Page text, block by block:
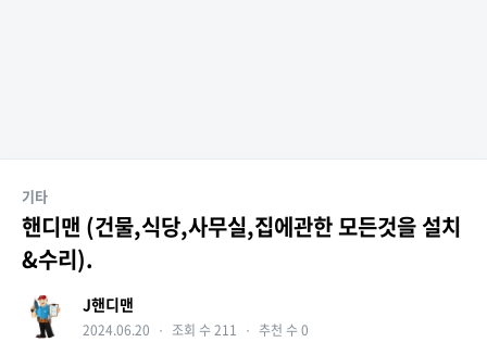
기타
핸디맨 (건물,식당,사무실,집에관한 모든것을 설치
&수리).
J핸디맨
2024.06.20 ・ 조회 수 211 ・ 추천 수 0